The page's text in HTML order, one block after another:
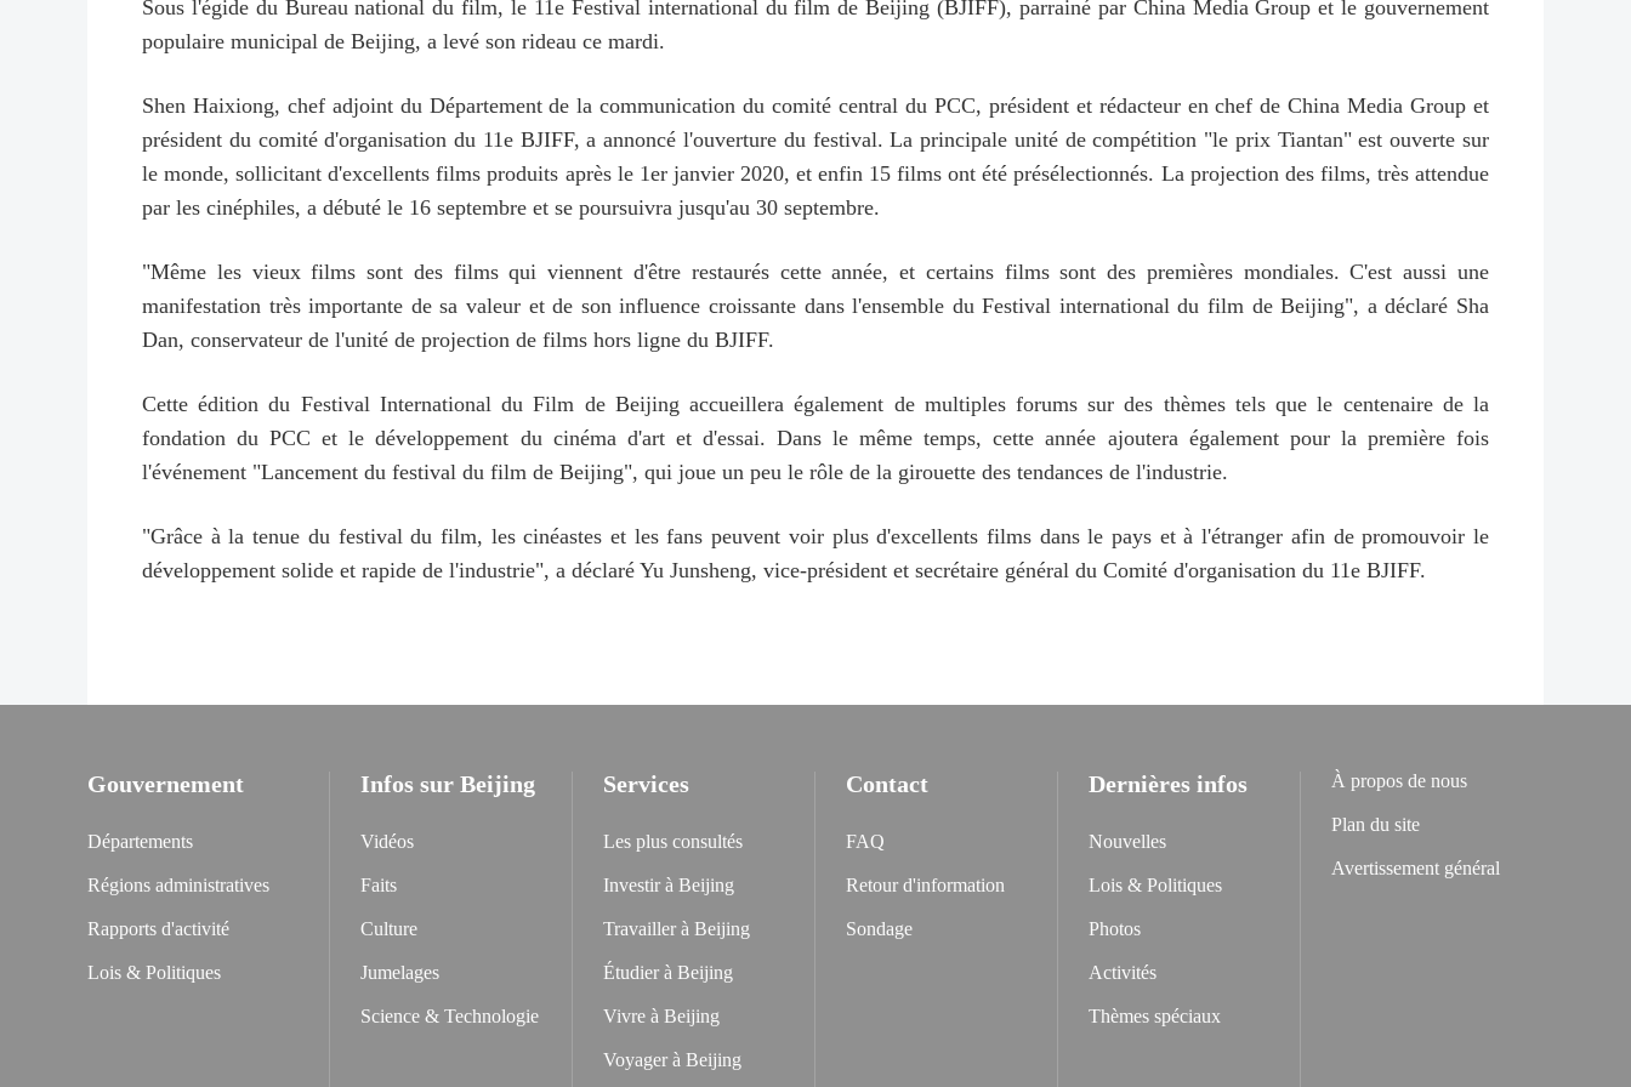
Sous l'égide du Bureau national du film, le 11e Festival international du film de Beijing (BJIFF), parrainé par China Media Group et le gouvernement
populaire municipal de Beijing, a levé son rideau ce mardi.
Shen Haixiong, chef adjoint du Département de la communication du comité central du PCC, président et rédacteur en chef de China Media Group et
président du comité d'organisation du 11e BJIFF, a annoncé l'ouverture du festival. La principale unité de compétition "le prix Tiantan" est ouverte sur
le monde, sollicitant d'excellents films produits après le 1er janvier 2020, et enfin 15 films ont été présélectionnés. La projection des films, très attendue
par les cinéphiles, a débuté le 16 septembre et se poursuivra jusqu'au 30 septembre.
"Même les vieux films sont des films qui viennent d'être restaurés cette année, et certains films sont des premières mondiales. C'est aussi une
manifestation très importante de sa valeur et de son influence croissante dans l'ensemble du Festival international du film de Beijing", a déclaré Sha
Dan, conservateur de l'unité de projection de films hors ligne du BJIFF.
Cette édition du Festival International du Film de Beijing accueillera également de multiples forums sur des thèmes tels que le centenaire de la
fondation du PCC et le développement du cinéma d'art et d'essai. Dans le même temps, cette année ajoutera également pour la première fois
l'événement "Lancement du festival du film de Beijing", qui joue un peu le rôle de la girouette des tendances de l'industrie.
"Grâce à la tenue du festival du film, les cinéastes et les fans peuvent voir plus d'excellents films dans le pays et à l'étranger afin de promouvoir le
développement solide et rapide de l'industrie", a déclaré Yu Junsheng, vice-président et secrétaire général du Comité d'organisation du 11e BJIFF.
Gouvernement
Départements
Régions administratives
Rapports d'activité
Lois & Politiques
Infos sur Beijing
Vidéos
Faits
Culture
Jumelages
Science & Technologie
Services
Les plus consultés
Investir à Beijing
Travailler à Beijing
Étudier à Beijing
Vivre à Beijing
Voyager à Beijing
Contact
FAQ
Retour d'information
Sondage
Dernières infos
Nouvelles
Lois & Politiques
Photos
Activités
Thèmes spéciaux
À propos de nous
Plan du site
Avertissement général